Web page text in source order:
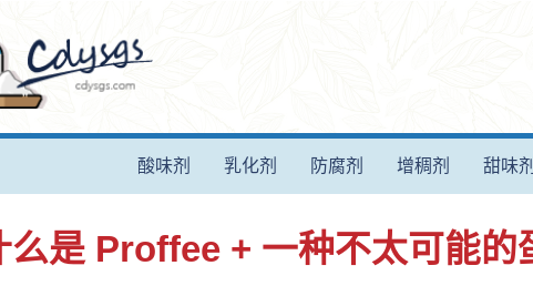
酸味剂 乳化剂 防腐剂 增稠剂 甜味剂
么是 Proffee + 一种不太可能